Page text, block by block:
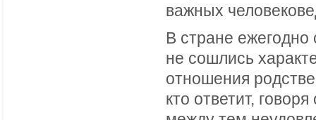
важных
В стране
не сошлись
отношения
кто ответит,